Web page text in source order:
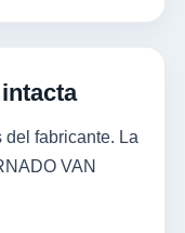
fabricante. La
VAN